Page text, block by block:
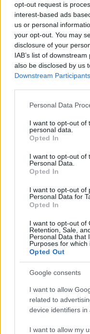
opt-out request is
interest-based ads
us or personal
your opt-out. You may
disclosure of your
IAB’s list of
also be disclosed by us
Downstream Participants
Please note that this
not limited to your visit
grant or deny consent
use your data for below
consent section.
Personal Data
I want to opt-out of
personal data.
Opted In
I want to opt-out of
Personal Data.
Opted In
I want to opt-out of
Personal Data for
Opted In
I want to opt-out of
Retention, Sale,
Personal Data that
Purposes for which
Opted Out
Google consents
I want to allow
related to
device identifiers in
I want to allow my
Πηγή: ΑΠΕ - ΜΠΕ
Ακολουθήστε το
πρώτοι όλες τιςειδήσεις